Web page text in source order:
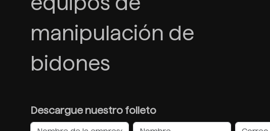
manipulación de
bidones
Descargue nuestro folleto